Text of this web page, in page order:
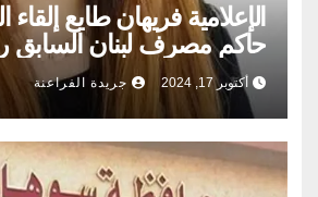
الإعلامية فريهان طايع
حاكم مصرف لبنان السابق
أكتوبر 17, 2024 جريدة الفراعنة